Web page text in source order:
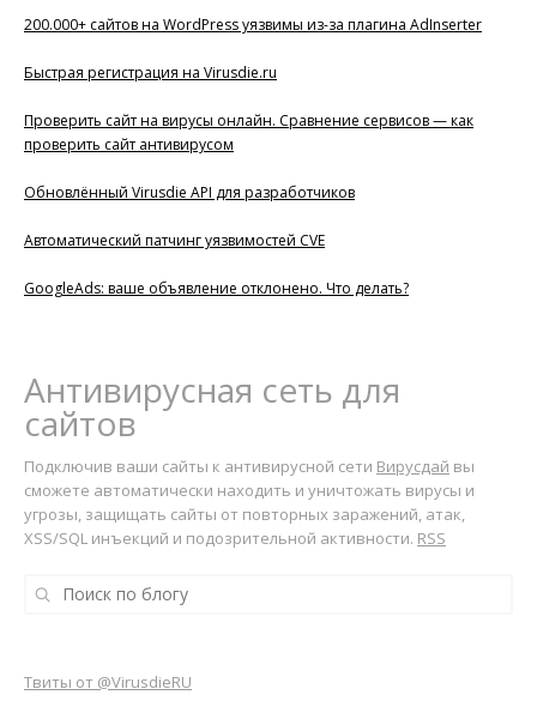
200.000+ сайтов на WordPress уязвимы из-за плагина AdInserter
Быстрая регистрация на Virusdie.ru
Проверить сайт на вирусы онлайн. Сравнение сервисов — как
проверить сайт антивирусом
Обновлённый Virusdie API для разработчиков
Автоматический патчинг уязвимостей CVE
GoogleAds: ваше объявление отклонено. Что делать?
Антивирусная сеть для
сайтов
Подключив ваши сайты к антивирусной сети Вирусдай вы
сможете автоматически находить и уничтожать вирусы и
угрозы, защищать сайты от повторных заражений, атак,
XSS/SQL инъекций и подозрительной активности. RSS
Твиты от @VirusdieRU